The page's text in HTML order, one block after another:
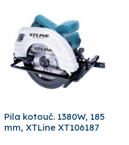
Pila kotouč. 1380W, 185
mm, XTLine XT106187